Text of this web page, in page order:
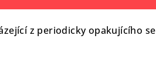
z periodicky opakujícího se